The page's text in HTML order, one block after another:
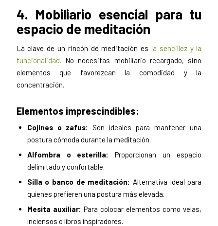
4. Mobiliario esencial para tu
espacio de meditación
La clave de un rincón de meditación es la sencillez y la
funcionalidad. No necesitas mobiliario recargado, sino
elementos que favorezcan la comodidad y la
concentración.
Elementos imprescindibles:
Cojines o zafus:
Son ideales para mantener una
postura cómoda durante la meditación.
Alfombra o esterilla:
Proporcionan un espacio
delimitado y confortable.
Silla o banco de meditación: Alternativa ideal para
quienes prefieren una postura más elevada.
Mesita auxiliar: Para colocar elementos como velas,
inciensos o libros inspiradores.